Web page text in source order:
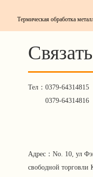
Термическая обработка
Тел： 0379-64314815
0379-64314816
Адрес：No. 10, ул
свободной торговли